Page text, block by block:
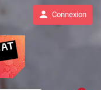
 Connexion